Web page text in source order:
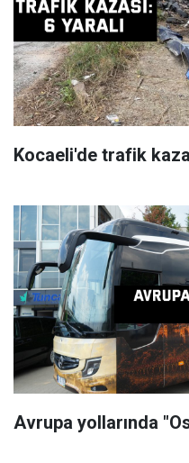
Kocaeli'de trafik
Avrupa yollarında